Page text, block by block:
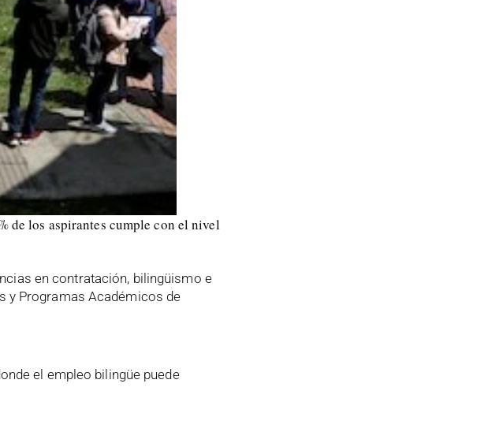
de los aspirantes cumple con el nivel
en contratación, bilingüismo e
y Programas Académicos de
el empleo bilingüe puede